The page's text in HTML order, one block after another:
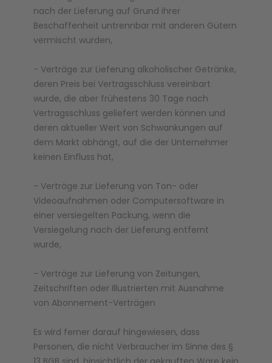
nach der Lieferung auf Grund ihrer
Beschaffenheit untrennbar mit anderen Gütern
vermischt wurden,
- Verträge zur Lieferung alkoholischer Getränke,
deren Preis bei Vertragsschluss vereinbart
wurde, die aber frühestens 30 Tage nach
Vertragsschluss geliefert werden können und
deren aktueller Wert von Schwankungen auf
dem Markt abhängt, auf die der Unternehmer
keinen Einfluss hat,
- Verträge zur Lieferung von Ton- oder
Videoaufnahmen oder Computersoftware in
einer versiegelten Packung, wenn die
Versiegelung nach der Lieferung entfernt
wurde,
- Verträge zur Lieferung von Zeitungen,
Zeitschriften oder Illustrierten mit Ausnahme
von Abonnement-Verträgen
Es wird ferner darauf hingewiesen, dass
Personen, die nicht Verbraucher im Sinne des §